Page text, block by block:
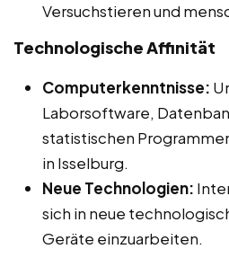
Versuchstieren und
Technologische Affinität
Computerkenntnisse:
Laborsoftware,
statistischen
in Isselburg.
Neue Technologien:
sich in neue
Geräte einzuarbeiten.